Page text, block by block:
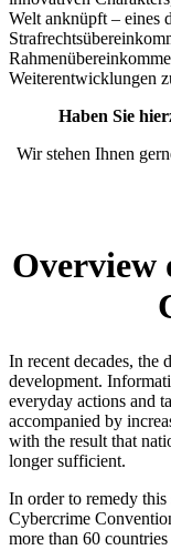
Welt anknüpft – eines
Weiterentwicklungen
Haben Sie
Wir stehen Ihnen
Overview
In recent decades, the
development.
everyday actions and
accompanied by
with the result that
longer sufficient.
In order to remedy
Cybercrime
more than 60